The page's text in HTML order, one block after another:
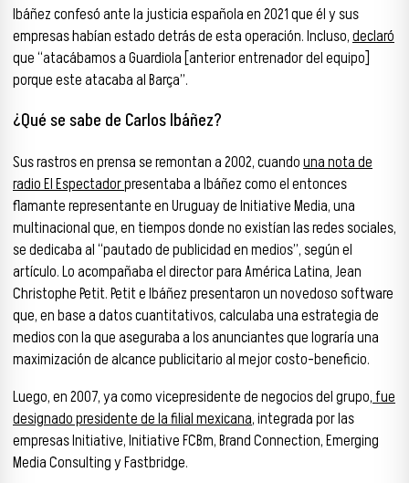
Ibáñez confesó ante la justicia española en 2021 que él y sus
empresas habían estado detrás de esta operación. Incluso,declaró
que “atacábamos a Guardiola [anterior entrenador del equipo]
porque este atacaba al Barça”.
¿Qué se sabe de Carlos Ibáñez?
Sus rastros en prensa se remontan a 2002, cuandouna nota de
radio El Espectadorpresentaba a Ibáñez como el entonces
flamante representante en Uruguay de Initiative Media, una
multinacional que, en tiempos donde no existían las redes sociales,
se dedicaba al “pautado de publicidad en medios”, según el
artículo. Lo acompañaba el director para América Latina, Jean
Christophe Petit. Petit e Ibáñez presentaron un novedoso software
que, en base a datos cuantitativos, calculaba una estrategia de
medios con la que aseguraba a los anunciantes que lograría una
maximización de alcance publicitario al mejor costo-beneficio.
Luego, en 2007, ya como vicepresidente de negocios del grupo,fue
designado presidente de la filial mexicana, integrada por las
empresas Initiative, Initiative FCBm, Brand Connection, Emerging
Media Consulting y Fastbridge.